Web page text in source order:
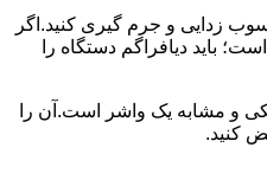
زدایی و جرم گیری کنید.اگر
باید دیافراگم دستگاه را
و مشابه یک واشر است.آن را
کنید.